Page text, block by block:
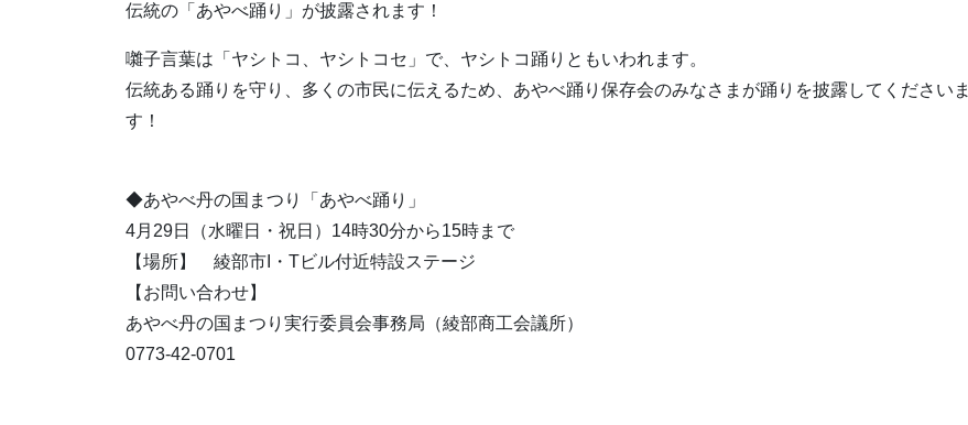
伝統の「あやべ踊り」が披露されます！
囃子言葉は「ヤシトコ、ヤシトコセ」で、ヤシトコ踊りともいわれます。
伝統ある踊りを守り、多くの市民に伝えるため、あやべ踊り保存会のみなさまが踊りを披露してくださいま
す！
◆あやべ丹の国まつり「あやべ踊り」
4月29日（水曜日・祝日）14時30分から15時まで
【場所】 綾部市I・Tビル付近特設ステージ
【お問い合わせ】
あやべ丹の国まつり実行委員会事務局（綾部商工会議所）
0773-42-0701